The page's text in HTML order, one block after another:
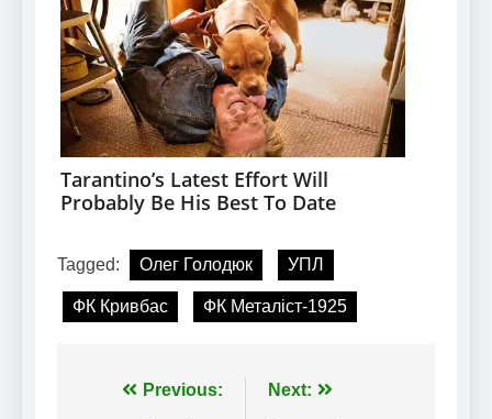
Tagged: Олег Голодюк УПЛ
ФК Кривбас ФК Металіст-1925
Навігація
Previous: Next: